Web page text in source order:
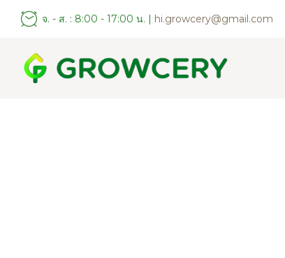
จ. - ส. : 8:00 - 17:00 น. | hi.growcery@gmail.com